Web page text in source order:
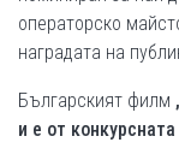
операторско
наградата на
Българският филм
и е от